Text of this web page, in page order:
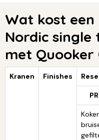
Wat kost een
Nordic
met Quooker
Kranen Finishes